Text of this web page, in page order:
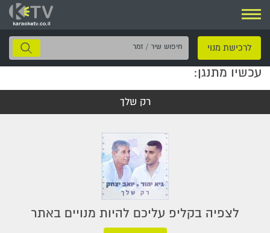
ניווט
לרכישת מנוי
חיפוש
שיר
עכשיו מתנגן:
רק שלך
לצפיה בקליפ עליכם להיות מנויים באתר